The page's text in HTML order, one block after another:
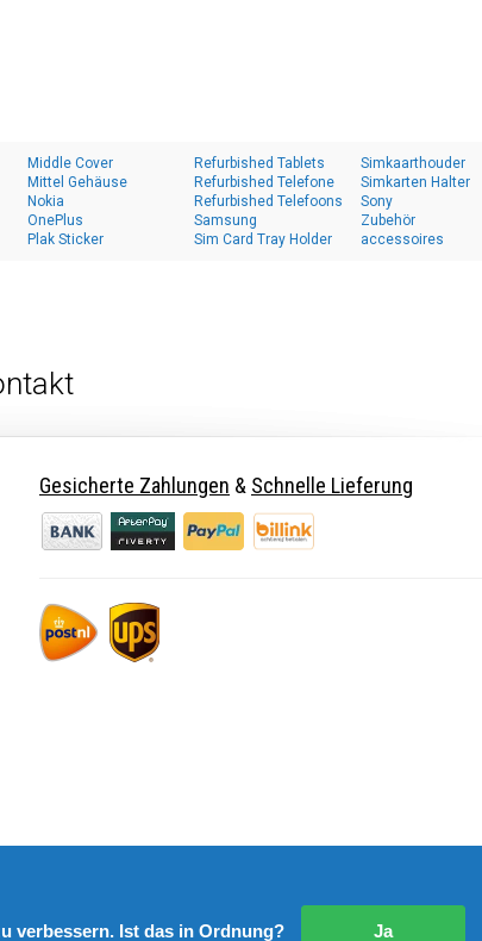
Middle Cover
Mittel Gehäuse
Nokia
OnePlus
Plak Sticker
Refurbished Tablets
Refurbished Telefone
Refurbished Telefoons
Samsung
Sim Card Tray Holder
Simkaarthouder
Simkarten Halter
Sony
Zubehör
accessoires
Gesicherte Zahlungen & Schnelle Lieferung
verbessern. Ist das in Ordnung? Ja